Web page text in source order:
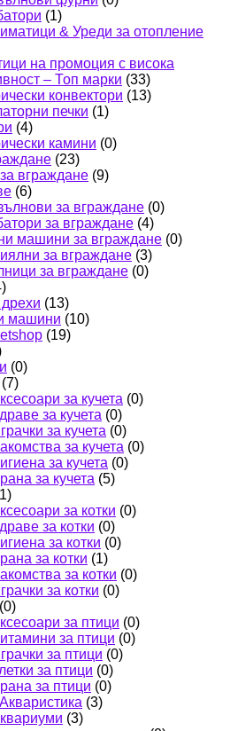
(1)
& Уреди за отопление
на промоция с висока
– Топ марки (33)
конвектори (13)
печки (1)
(4)
камини (0)
(23)
вграждане (9)
(6)
за вграждане (0)
за вграждане (4)
машини за вграждане (0)
за вграждане (3)
за вграждане (0)
(13)
машини (10)
(19)
(0)
(7)
за кучета (0)
за кучета (0)
за кучета (0)
за кучета (0)
за кучета (0)
за кучета (5)
за котки (0)
за котки (0)
за котки (0)
за котки (1)
за котки (0)
за котки (0)
(0)
за птици (0)
за птици (0)
за птици (0)
за птици (0)
за птици (0)
(3)
(3)